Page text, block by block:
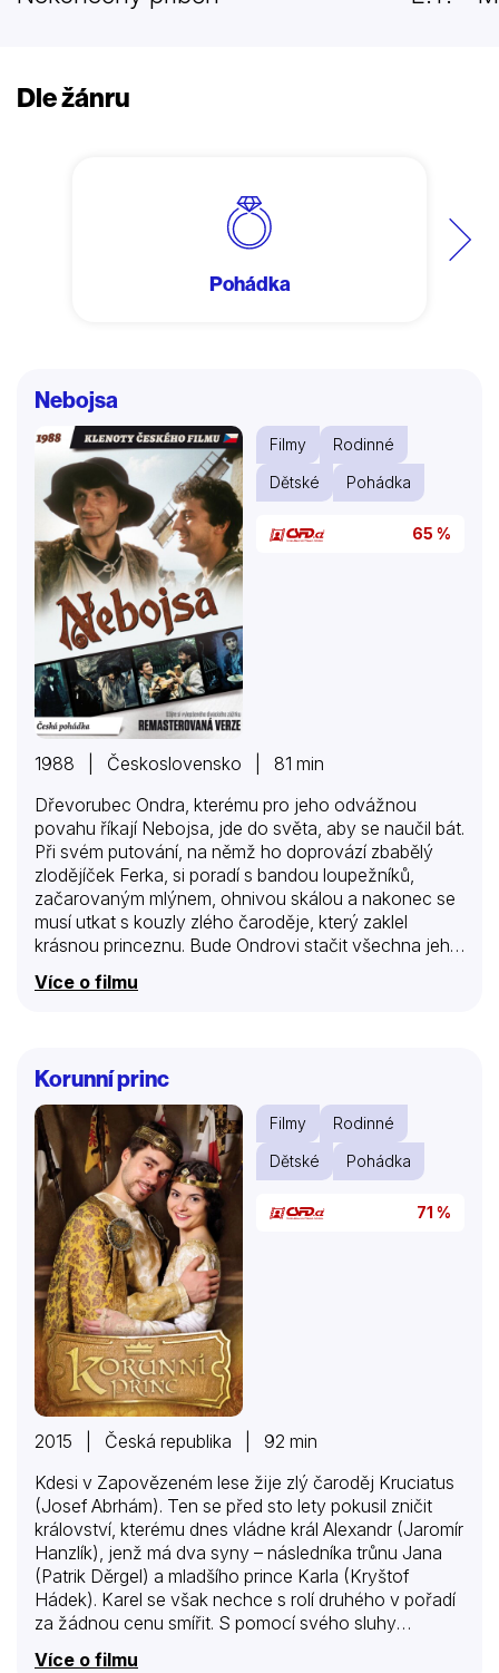
Dle žánru
Další
Pohádka
Nebojsa
Filmy
Rodinné
Dětské
Pohádka
65 %
1988 | Československo | 81 min
Dřevorubec Ondra, kterému pro jeho odvážnou
povahu říkají Nebojsa, jde do světa, aby se naučil bát.
Při svém putování, na němž ho doprovází zbabělý
zlodějíček Ferka, si poradí s bandou loupežníků,
začarovaným mlýnem, ohnivou skálou a nakonec se
musí utkat s kouzly zlého čaroděje, který zaklel
krásnou princeznu. Bude Ondrovi stačit všechna jeho
Více o filmu
Korunní princ
Filmy
Rodinné
Dětské
Pohádka
71 %
2015 | Česká republika | 92 min
Kdesi v Zapovězeném lese žije zlý čaroděj Kruciatus
(Josef Abrhám). Ten se před sto lety pokusil zničit
království, kterému dnes vládne král Alexandr (Jaromír
Hanzlík), jenž má dva syny – následníka trůnu Jana
(Patrik Děrgel) a mladšího prince Karla (Kryštof
Hádek). Karel se však nechce s rolí druhého v pořadí
za žádnou cenu smířit. S pomocí svého sluhy
Pakosty (Pavel Kříž) se na hradě vloupá do zakázané
Více o filmu